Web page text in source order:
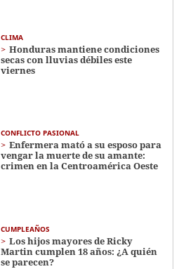
CLIMA
Honduras mantiene condiciones
secas con lluvias débiles este
viernes
CONFLICTO PASIONAL
Enfermera mató a su esposo para
vengar la muerte de su amante:
crimen en la Centroamérica Oeste
CUMPLEAÑOS
Los hijos mayores de Ricky
Martin cumplen 18 años: ¿A quién
se parecen?